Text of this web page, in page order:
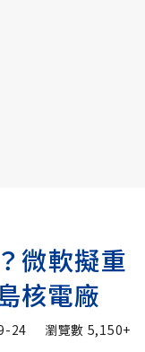
微軟擬重
核電廠
24 瀏覽數 5,150+